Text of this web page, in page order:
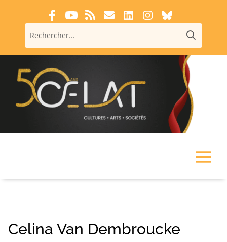
Celina Van Dembroucke